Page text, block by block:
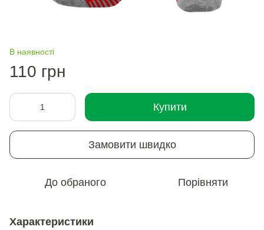
В наявності
110 грн
Купити
Замовити швидко
До обраного Порівняти
Характеристики